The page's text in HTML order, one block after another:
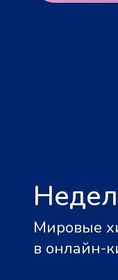
Мировые
в онлайн-